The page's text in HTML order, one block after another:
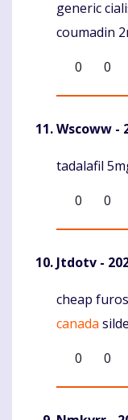
Komentaras
generic
coumadin
0
0
Wscoww -
Komentaras
tadalafil
0
0
Jtdotv -
Komentaras
cheap
canada
0
0